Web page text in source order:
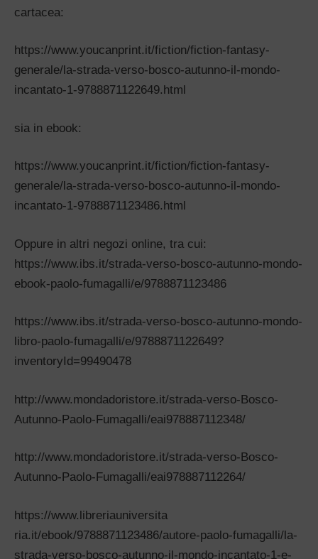
cartacea:
https://www.youcanprint.it/fiction/fiction-fantasy-
generale/la-strada-verso-bosco-autunno-il-mondo-
incantato-1-9788871122649.html
sia in ebook:
https://www.youcanprint.it/fiction/fiction-fantasy-
generale/la-strada-verso-bosco-autunno-il-mondo-
incantato-1-9788871123486.html
Oppure in altri negozi online, tra cui:
https://www.ibs.it/strada-verso-bosco-autunno-mondo-
ebook-paolo-fumagalli/e/9788871123486
https://www.ibs.it/strada-verso-bosco-autunno-mondo-
libro-paolo-fumagalli/e/9788871122649?
inventoryId=99490478
http://www.mondadoristore.it/strada-verso-Bosco-
Autunno-Paolo-Fumagalli/eai978887112348/
http://www.mondadoristore.it/strada-verso-Bosco-
Autunno-Paolo-Fumagalli/eai978887112264/
https://www.libreriauniversita
ria.it/ebook/9788871123486/autore-paolo-fumagalli/la-
strada-verso-bosco-autunno-il-mondo-incantato-1-e-